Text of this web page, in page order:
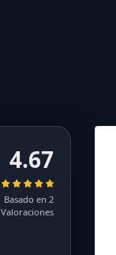
4.67
Basado en 2
Valoraciones